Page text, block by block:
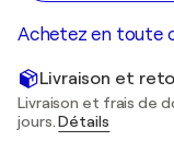
Achetez en toute
Livraison et
Livraison et frais de
jours.Détails